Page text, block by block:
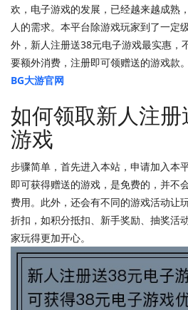
欢，电子游戏的发展，已经越来越成熟
人的需求。本平台除游戏玩家到了一定
外，新人注册送38元电子游戏最实惠，
要额外消费，注册即可领赠送的游戏款。
BG大游官网
如何领取新人注
游戏
步骤简单，首先进入本站，申请加入本
即可获得赠送的游戏，是免费的，并不
费用。此外，还会有不同的游戏活动让
折扣，如积分抵扣、新手奖励、抽奖活
家玩得更加开心。